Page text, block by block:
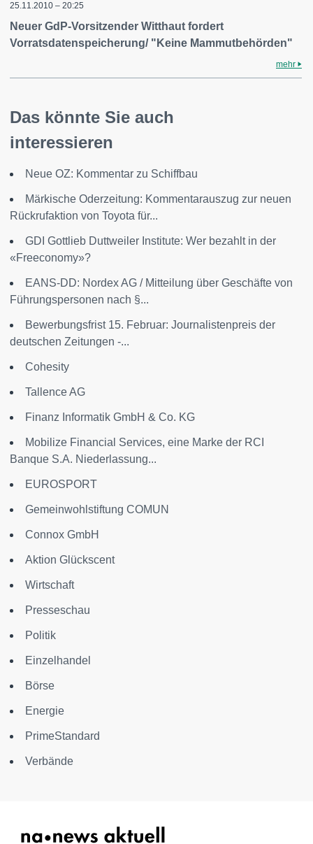
25.11.2010 – 20:25
Neuer GdP-Vorsitzender Witthaut fordert
Vorratsdatenspeicherung/ "Keine Mammutbehörden"
mehr
Das könnte Sie auch
interessieren
Neue OZ: Kommentar zu Schiffbau
Märkische Oderzeitung: Kommentarauszug zur neuen
Rückrufaktion von Toyota für...
GDI Gottlieb Duttweiler Institute: Wer bezahlt in der
«Freeconomy»?
EANS-DD: Nordex AG / Mitteilung über Geschäfte von
Führungspersonen nach §...
Bewerbungsfrist 15. Februar: Journalistenpreis der
deutschen Zeitungen -...
Cohesity
Tallence AG
Finanz Informatik GmbH & Co. KG
Mobilize Financial Services, eine Marke der RCI
Banque S.A. Niederlassung...
EUROSPORT
Gemeinwohlstiftung COMUN
Connox GmbH
Aktion Glückscent
Wirtschaft
Presseschau
Politik
Einzelhandel
Börse
Energie
PrimeStandard
Verbände